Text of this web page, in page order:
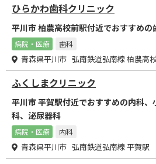
ひらかわ歯科クリニック
平川市 柏農高校前駅付近でおすすめの
病院・医療 歯科
青森県平川市 弘南鉄道弘南線 柏農高
ふくしまクリニック
平川市 平賀駅付近でおすすめの内科
科、泌尿器科
病院・医療 内科
青森県平川市 弘南鉄道弘南線 平賀駅